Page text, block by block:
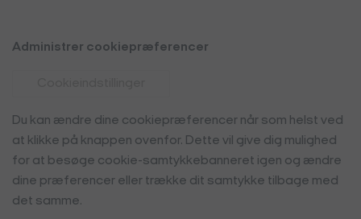
Administrer cookiepræferencer
Du kan ændre dine cookiepræferencer når som helst ved
at klikke på knappen ovenfor. Dette vil give dig mulighed
for at besøge cookie-samtykkebanneret igen og ændre
dine præferencer eller trække dit samtykke tilbage med
det samme.